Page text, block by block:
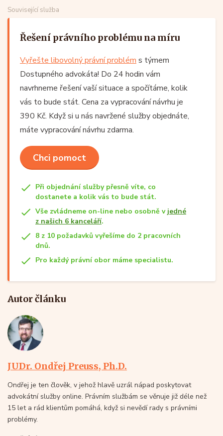
Související služba
Řešení právního problému na míru
Vyřešte libovolný právní problém s týmem
Dostupného advokáta! Do 24 hodin vám
navrhneme řešení vaší situace a spočítáme, kolik
vás to bude stát. Cena za vypracování návrhu je
390 Kč. Když si u nás navržené služby objednáte,
máte vypracování návrhu zdarma.
Chci pomoct
Při objednání služby přesně víte, co
dostanete a kolik vás to bude stát.
Vše zvládneme on-line nebo osobně v jedné
z našich 6 kanceláří.
8 z 10 požadavků vyřešíme do 2 pracovních
dnů.
Pro každý právní obor máme specialistu.
Autor článku
JUDr. Ondřej Preuss, Ph.D.
Ondřej je ten člověk, v jehož hlavě uzrál nápad poskytovat
advokátní služby online. Právním službám se věnuje již déle než
15 let a rád klientům pomáhá, když si nevědí rady s právními
problémy.